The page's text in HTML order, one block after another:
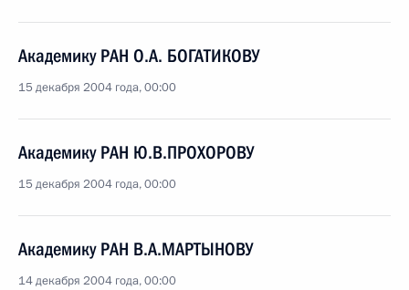
Академику РАН О.А. БОГАТИКОВУ
15 декабря 2004 года, 00:00
Академику РАН Ю.В.ПРОХОРОВУ
15 декабря 2004 года, 00:00
Академику РАН В.А.МАРТЫНОВУ
14 декабря 2004 года, 00:00